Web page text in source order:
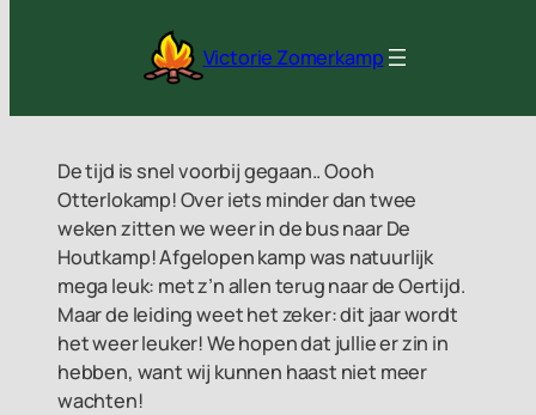
Victorie Zomerkamp
De tijd is snel voorbij gegaan.. Oooh
Otterlokamp! Over iets minder dan twee
weken zitten we weer in de bus naar De
Houtkamp! Afgelopen kamp was natuurlijk
mega leuk: met z’n allen terug naar de Oertijd.
Maar de leiding weet het zeker: dit jaar wordt
het weer leuker! We hopen dat jullie er zin in
hebben, want wij kunnen haast niet meer
wachten!